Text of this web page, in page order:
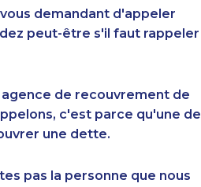
demandant d'appeler
peut-être s'il faut rappeler
de recouvrement de
c'est parce qu'une de
une dette.
pas la personne que nous